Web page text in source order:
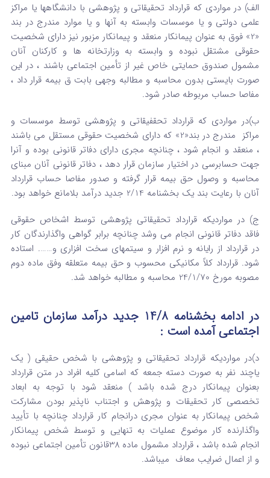
الف) در مواردی که قرارداد تحقیقاتی و پژوهشی با دانشگاهها یا مراکز
علمی دولتی و یا موسسات وابسته به آنها و یا موارد مندرج در بند
«2» فوق به عنوان پیمانکار منعقد و پیمانکار مزبور نیز دارای شخصیت
حقوقی مشتقل نبوده و وابسته به وزارتخانه ها و کارکنان آنان
مشمول صندوق حمایتی خاص غیر از تأمین اجتماعی باشند ، در این
صورت بایستی بدون محاسبه و مطالبه وجهی بابت ق بیمه قرار داد ،
مفاصا حساب مربوطه صادر شود.
ب)در مواردی که قرارداد تحقفیقاتی و پژوهشی توسط موسسات و
مراکز مندرج در بند«2» که دارای شخصیت حقوقی مستقل می باشند
، منعقد و انجام شود ، چنانچه مجری دارای دفاتر قانونی بوده و آنرا
جهت حسابرسی در اختیار سازمان قرار دهد ، دفاتر قانونی آنان مبنای
محاسبه و وصول حق بیمه قرار گرفته و صدور مفاصا حساب قرارداد
آنان با رعایت بند یک بخشنامه 2/14 جدید درآمد بلامانع خواهد بود.
ج) در مواردیکه قرارداد تحقیقاتی پژوهشی توسط اشخاص حقوقی
فاقد دفاتر قانونی انجام می وشد چنانچه برابر گواهی واگذارندگان کار
در قرارداد از رایانه و نرم افزار و سیتمهای سخت افزاری و……. استاده
شود. قرارداد کلاً مکانیکی محسوب و حق بیمه متعلقه وفق ماده دوم
مصوبه مورخ 24/1/70 محاسبه و مطالبه خواهد شد.
در ادامه بخشنامه 14/8 جدید درآمد سازمان تامین
اجتماعی آمده است :
د)در مواردیکه قرارداد تحقیقاتی و پژوهشی با شخص حقیقی ( یک
یاچند نفر به صورت دسته جمعه که اسامی کلیه افراد در متن قرارداد
بعنوان پیمانکار درج شده باشد ) منعقد شود با توجه به ابعاد
تخصصی کار تحقیقات و پژوهش و اجتناب ناپذیر بودن مشارکت
شخص پیمانکار به عنوان مجری درانجام کار قرارداد چنانچه با تأیید
واگذارنده کار موضوع عملیات به تنهایی و توسط شخص پیمانکار
انجام شده باشد ، قرارداد مشمول ماده 38قانون تأمین اجتماعی نبوده
و از اعمال ضرایب معاف میباشد.